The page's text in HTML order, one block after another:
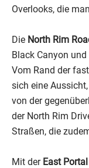
Overlooks, die
Die North Rim
Black Canyon
Vom Rand der
sich eine
von der
der North Rim
Straßen, die
Mit der East